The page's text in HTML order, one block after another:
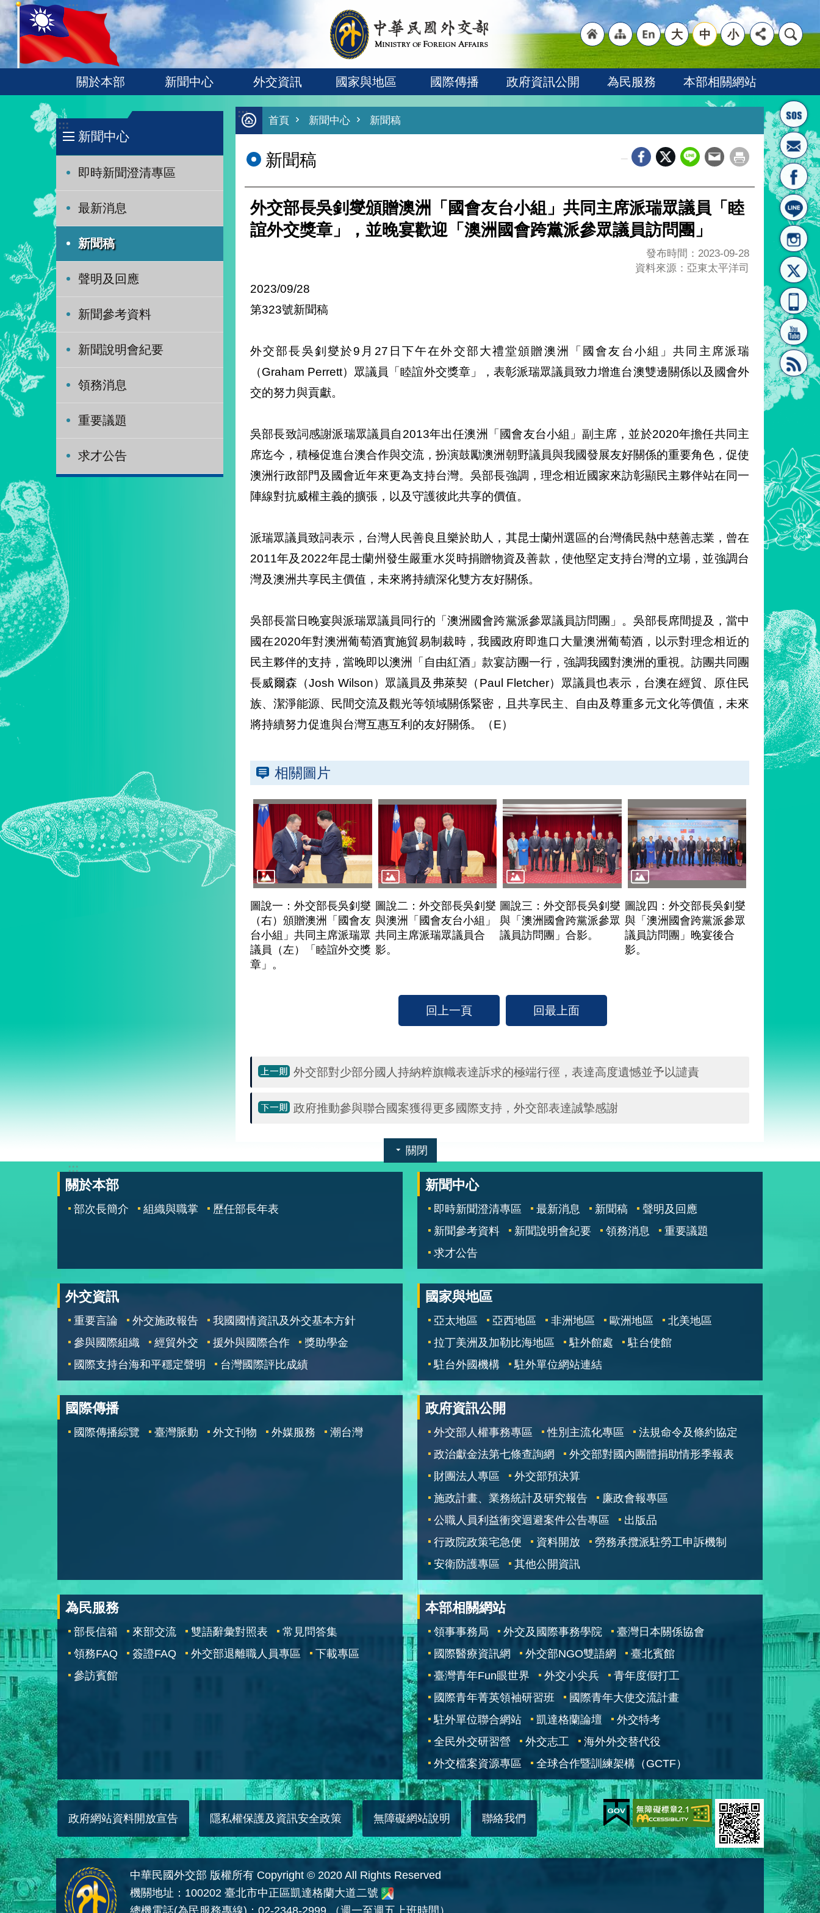
跳到主要內容區塊
:::
首頁
"網
站導
"英
文語
大 中 小
關於本部 新聞中心 外交資訊 國家與地區 國際傳播 政府資訊公開 為民服務 本部相關網站
:::
新聞中心
即時新聞澄清專區
最新消息
新聞稿
聲明及回應
新聞參考資料
新聞說明會紀要
領務消息
重要議題
求才公告
:::
首頁 新聞中心 新聞稿
新聞稿
外交部長吳釗燮頒贈澳洲「國會友台小組」共同主席派瑞眾議員「睦
誼外交獎章」，並晚宴歡迎「澳洲國會跨黨派參眾議員訪問團」
發布時間：2023-09-28
資料來源：亞東太平洋司
2023/09/28
第323號新聞稿
外交部長吳釗燮於9月27日下午在外交部大禮堂頒贈澳洲「國會友台小組」共同主席派瑞
（Graham Perrett）眾議員「睦誼外交獎章」，表彰派瑞眾議員致力增進台澳雙邊關係以及國會外
交的努力與貢獻。
吳部長致詞感謝派瑞眾議員自2013年出任澳洲「國會友台小組」副主席，並於2020年擔任共同主
席迄今，積極促進台澳合作與交流，扮演鼓勵澳洲朝野議員與我國發展友好關係的重要角色，促使
澳洲行政部門及國會近年來更為支持台灣。吳部長強調，理念相近國家來訪彰顯民主夥伴站在同一
陣線對抗威權主義的擴張，以及守護彼此共享的價值。
派瑞眾議員致詞表示，台灣人民善良且樂於助人，其昆士蘭州選區的台灣僑民熱中慈善志業，曾在
2011年及2022年昆士蘭州發生嚴重水災時捐贈物資及善款，使他堅定支持台灣的立場，並強調台
灣及澳洲共享民主價值，未來將持續深化雙方友好關係。
吳部長當日晚宴與派瑞眾議員同行的「澳洲國會跨黨派參眾議員訪問團」。吳部長席間提及，當中
國在2020年對澳洲葡萄酒實施貿易制裁時，我國政府即進口大量澳洲葡萄酒，以示對理念相近的
民主夥伴的支持，當晚即以澳洲「自由紅酒」款宴訪團一行，強調我國對澳洲的重視。訪團共同團
長威爾森（Josh Wilson）眾議員及弗萊契（Paul Fletcher）眾議員也表示，台澳在經貿、原住民
族、潔淨能源、民間交流及觀光等領域關係緊密，且共享民主、自由及尊重多元文化等價值，未來
將持續努力促進與台灣互惠互利的友好關係。（E）
相關圖片
圖說一：外交部長吳釗燮
（右）頒贈澳洲「國會友
台小組」共同主席派瑞眾
議員（左）「睦誼外交獎
章」。
圖說二：外交部長吳釗燮
與澳洲「國會友台小組」
共同主席派瑞眾議員合
影。
圖說三：外交部長吳釗燮
與「澳洲國會跨黨派參眾
議員訪問團」合影。
圖說四：外交部長吳釗燮
與「澳洲國會跨黨派參眾
議員訪問團」晚宴後合
影。
回上一頁 回最上面
外交部對少部分國人持納粹旗幟表達訴求的極端行徑，表達高度遺憾並予以譴責
政府推動參與聯合國案獲得更多國際支持，外交部表達誠摯感謝
關閉
:::
關於本部
部次長簡介 組織與職掌 歷任部長年表
新聞中心
即時新聞澄清專區 最新消息 新聞稿
聲明及回應
新聞參考資料
新聞說明會紀要 領務消息
重要議題
求才公告
外交資訊
重要言論 外交施政報告
我國國情資訊及外交基本方針
參與國際組織
經貿外交 援外與國際合作
獎助學金
國際支持台海和平穩定聲明
台灣國際評比成績
國家與地區
亞太地區 亞西地區 非洲地區 歐洲地區
北美地區
拉丁美洲及加勒比海地區
駐外館處
駐台使館
駐台外國機構
駐外單位網站連結
國際傳播
國際傳播綜覽 臺灣脈動 外文刊物 外媒服務 潮台灣
政府資訊公開
外交部人權事務專區 性別主流化專區
法規命令及條約協定
政治獻金法第七條查詢網
外交部對國內團體捐助情形季報表
財團法人專區
外交部預決算
施政計畫、業務統計及研究報告
廉政會報專區
公職人員利益衝突迴避案件公告專區
出版品
行政院政策宅急便
資料開放
勞務承攬派駐勞工申訴機制
安衛防護專區
其他公開資訊
為民服務
部長信箱 來部交流 雙語辭彙對照表
常見問答集
領務FAQ
簽證FAQ 外交部退離職人員專區
下載專區
參訪賓館
本部相關網站
領事事務局 外交及國際事務學院
臺灣日本關係協會
國際醫療資訊網
外交部NGO雙語網
臺北賓館
臺灣青年Fun眼世界
外交小尖兵
青年度假打工
國際青年菁英領袖研習班
國際青年大使交流計畫
駐外單位聯合網站
凱達格蘭論壇
外交特考
全民外交研習營
外交志工
海外外交替代役
外交檔案資源專區
全球合作暨訓練架構（GCTF）
政府網站資料開放宣告 隱私權保護及資訊安全政策 無障礙網站說明 聯絡我們
中華民國外交部 版權所有 Copyright © 2020 All Rights Reserved
機關地址：100202 臺北市中正區凱達格蘭大道二號
總機電話(為民服務專線)：02-2348-2999 （週一至週五上班時間）